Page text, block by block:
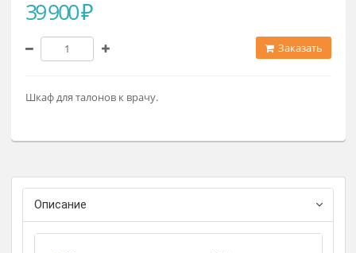
Шкаф для талонов к врачу.